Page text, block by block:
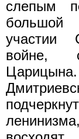
слепым
большой
участии
войне,